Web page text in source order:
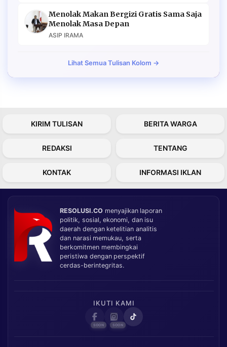
Menolak Makan Bergizi Gratis Sama Saja
Menolak Masa Depan
ASIP IRAMA
Lihat Semua Tulisan Kolom →
KIRIM TULISAN BERITA WARGA
REDAKSI TENTANG
KONTAK INFORMASI IKLAN
RESOLUSI.CO menyajikan laporan
politik, sosial, ekonomi, dan isu
daerah dengan ketelitian analitis
dan narasi memukau, serta
berkomitmen membingkai
peristiwa dengan perspektif
cerdas-berintegritas.
IKUTI KAMI